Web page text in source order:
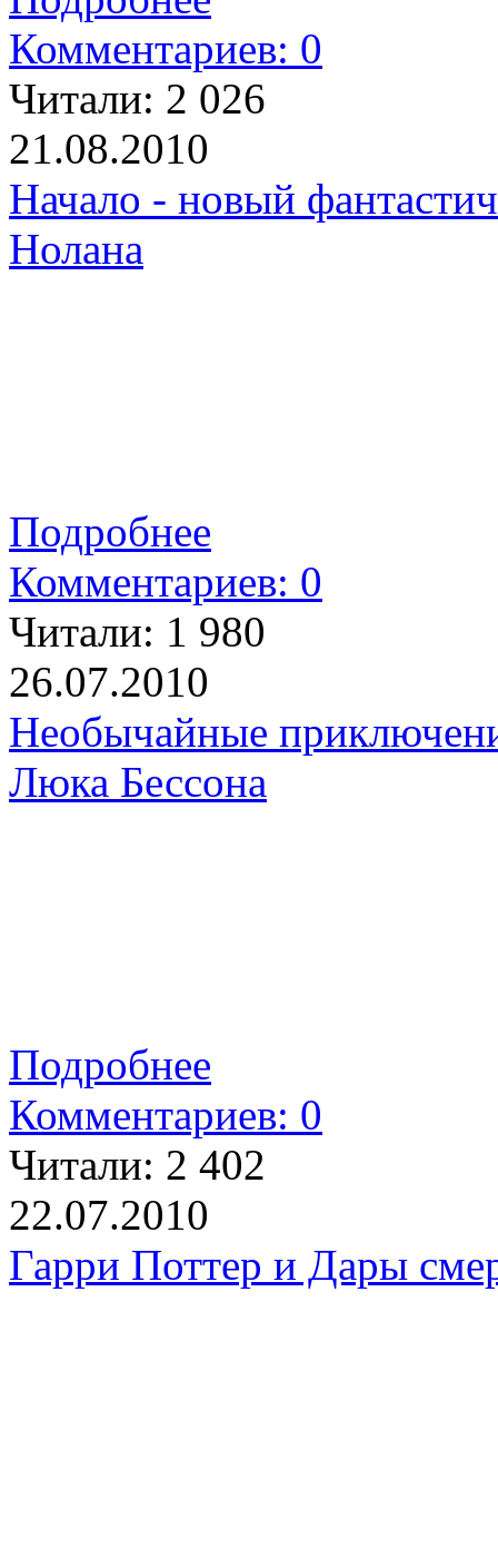
Комментариев: 0
Читали: 2 026
21.08.2010
Начало - новый
Нолана
Подробнее
Комментариев: 0
Читали: 1 980
26.07.2010
Необычайные
Люка Бессона
Подробнее
Комментариев: 0
Читали: 2 402
22.07.2010
Гарри Поттер и Дары